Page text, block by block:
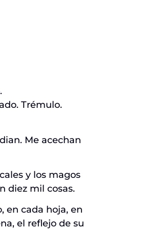
Trémulo.
Me acechan
y los magos
diez mil cosas.
en cada hoja, en
el reflejo de su